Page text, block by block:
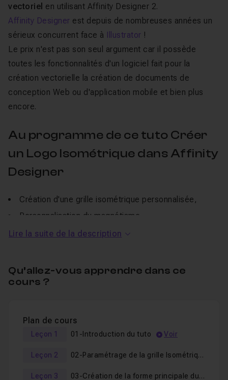
vectoriel en utilisant Affinity Designer 2.
Affinity Designer est depuis de nombreuses années un
sérieux concurrent face à Illustrator !
Le prix n'est pas son seul argument car il possède
toutes les fonctionnalités d'un logiciel fait pour la
création vectorielle la création de documents de
conception Web ou d'application mobile et bien plus
encore.
Au programme de ce tuto Créer
un Logo Isométrique dans Affinity
Designer
Création d'une grille isométrique personnalisée,
Personnalisation du magnétisme,
Création d'une forme à l'aide de la plume,
Création d'un arrière-plan.
inclus dans la formation disponible ici:
Si vous êtes débutant, je ne peux que vous conseiller
d'obtenir ce tuto pour apprendre Affinity Designer de A
Lire la suite de la description
Qu’allez-vous apprendre dans ce
cours ?
Plan de cours
Leçon 1 01-Introduction du tuto Voir
Leçon 2 02-Paramétrage de la grille Isométrique
Leçon 3 03-Création de la forme principale du logo à la plume